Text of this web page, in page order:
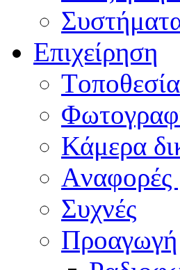
Επιχείρηση
Tοποθεσία
Κάμερα
Aναφορές
Συχνές
Προαγωγή